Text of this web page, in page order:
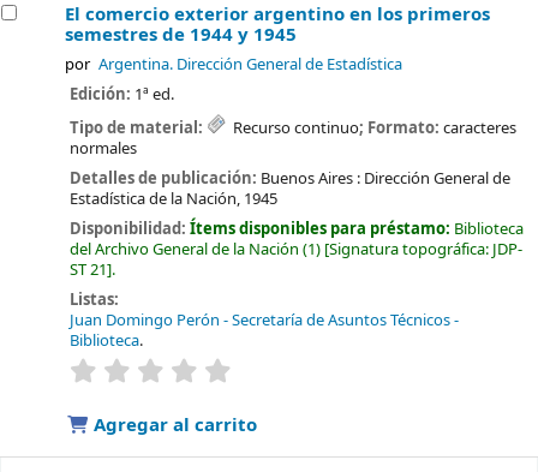
El comercio exterior argentino en los primeros
semestres de 1944 y 1945
por Argentina. Dirección General de Estadística
Edición: 1ª ed.
Tipo de material:
Recurso continuo; Formato: caracteres
normales
Detalles de publicación: Buenos Aires : Dirección General de
Estadística de la Nación, 1945
Disponibilidad:Ítems disponibles para préstamo: Biblioteca
del Archivo General de la Nación (1) Signatura topográfica: JDP-
ST 21 .
Listas:
Juan Domingo Perón - Secretaría de Asuntos Técnicos -
Biblioteca.
valoración
Agregar al carrito